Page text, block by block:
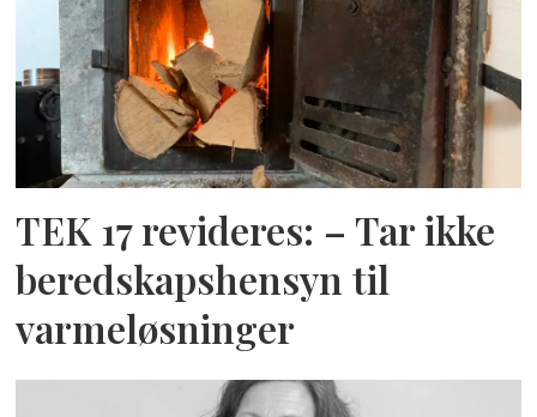
TEK 17 revideres: – Tar ikke
beredskapshensyn til
varmeløsninger